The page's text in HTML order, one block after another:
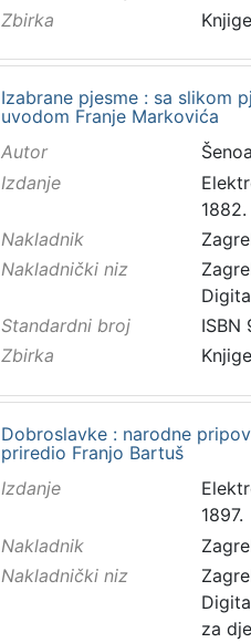
Zbirka
Knjige
Izabrane pjesme : sa slikom
uvodom Franje Markovića
Autor
Izdanje
1882.
Nakladnik
Nakladnički niz
Standardni broj
Zbirka
Knjige
Dobroslavke : narodne
priredio Franjo Bartuš
Izdanje
1897.
Nakladnik
Nakladnički niz
za